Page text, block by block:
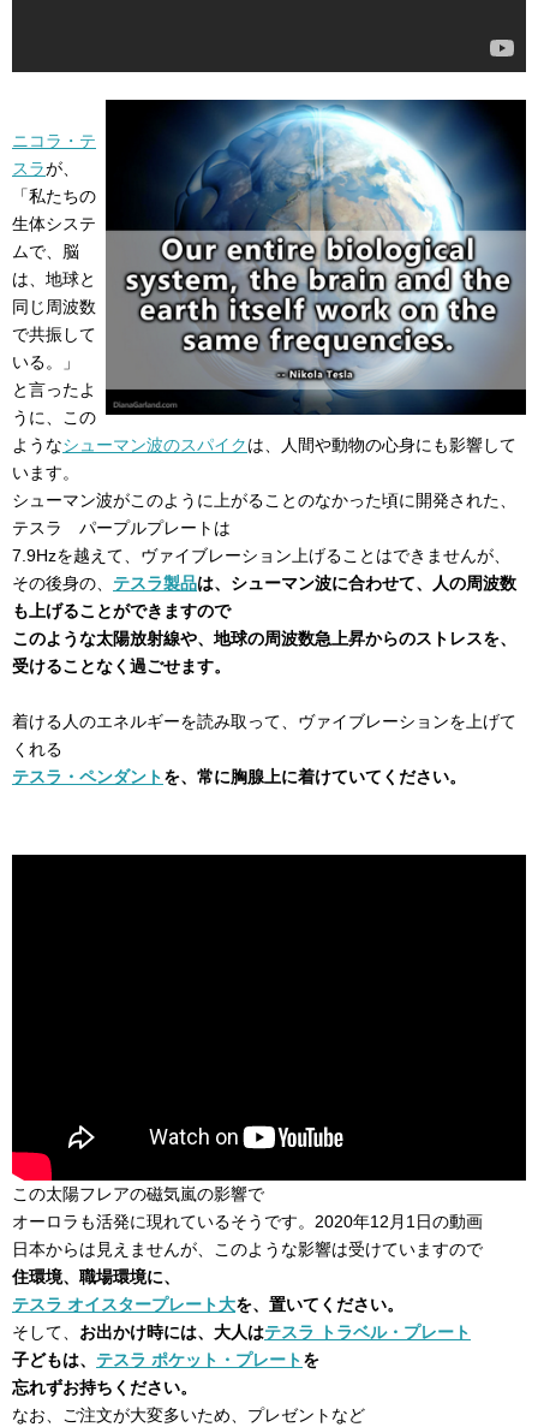
ニコラ・テ
スラが、
「私たちの
生体システ
ムで、脳
は、地球と
同じ周波数
で共振して
いる。」
と言ったよ
うに、この
ようなシューマン波のスパイクは、人間や動物の心身にも影響して
います。
シューマン波がこのように上がることのなかった頃に開発された、
テスラ パープルプレートは
7.9Hzを越えて、ヴァイブレーション上げることはできませんが、
その後身の、 テスラ製品は、シューマン波に合わせて、人の周波数
も上げることができますので
このような太陽放射線や、地球の周波数急上昇からのストレスを、
受けることなく過ごせます。
着ける人のエネルギーを読み取って、ヴァイブレーションを上げて
くれる
テスラ・ペンダントを、常に胸腺上に着けていてください。
この太陽フレアの磁気嵐の影響で
オーロラも活発に現れているそうです。2020年12月1日の動画
日本からは見えませんが、このような影響は受けていますので
住環境、職場環境に、
テスラ オイスタープレート大を、置いてください。
そして、 お出かけ時には、大人はテスラ トラベル・プレート
子どもは、 テスラ ポケット・プレートを
忘れずお持ちください。
なお、ご注文が大変多いため、プレゼントなど